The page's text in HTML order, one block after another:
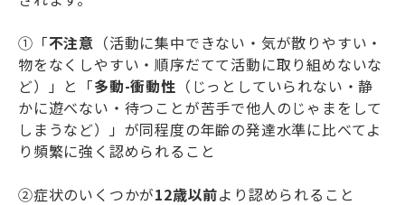
①「不注意 （活動に集中できない・気が散りやすい・
物をなくしやすい・順序だてて活動に取り組めないな
ど）」と「多動-衝動性 （じっとしていられない・静
かに遊べない・待つことが苦手で他人のじゃまをして
しまうなど）」が同程度の年齢の発達水準に比べてよ
り頻繁に強く認められること
②症状のいくつかが12歳以前より認められること